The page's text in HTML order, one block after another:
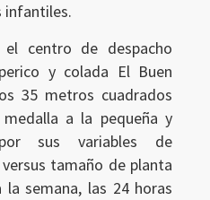
infantiles.
centro de despacho
y colada El Buen
35 metros cuadrados
a la pequeña y
sus variables de
tamaño de planta
semana, las 24 horas